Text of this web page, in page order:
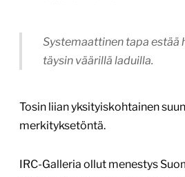
Systemaattinen tapa estää
täysin väärillä laduilla.
Tosin liian yksityiskohtainen
merkityksetöntä.
IRC-Galleria ollut menestys